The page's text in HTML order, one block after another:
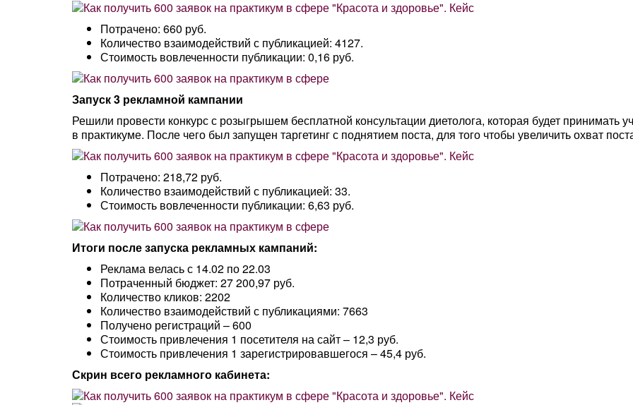
Потрачено: 660 руб.
Количество взаимодействий с публикацией: 4127.
Стоимость вовлеченности публикации: 0,16 руб.
Запуск 3 рекламной кампании
Решили провести конкурс с розыгрышем бесплатной консультации диетолога, которая будет принимать
в практикуме. После чего был запущен таргетинг с поднятием поста, для того чтобы увеличить охват
Потрачено: 218,72 руб.
Количество взаимодействий с публикацией: 33.
Стоимость вовлеченности публикации: 6,63 руб.
Итоги после запуска рекламных кампаний:
Реклама велась с 14.02 по 22.03
Потраченный бюджет: 27 200,97 руб.
Количество кликов: 2202
Количество взаимодействий с публикациями: 7663
Получено регистраций – 600
Стоимость привлечения 1 посетителя на сайт – 12,3 руб.
Стоимость привлечения 1 зарегистрировавшегося – 45,4 руб.
Скрин всего рекламного кабинета: